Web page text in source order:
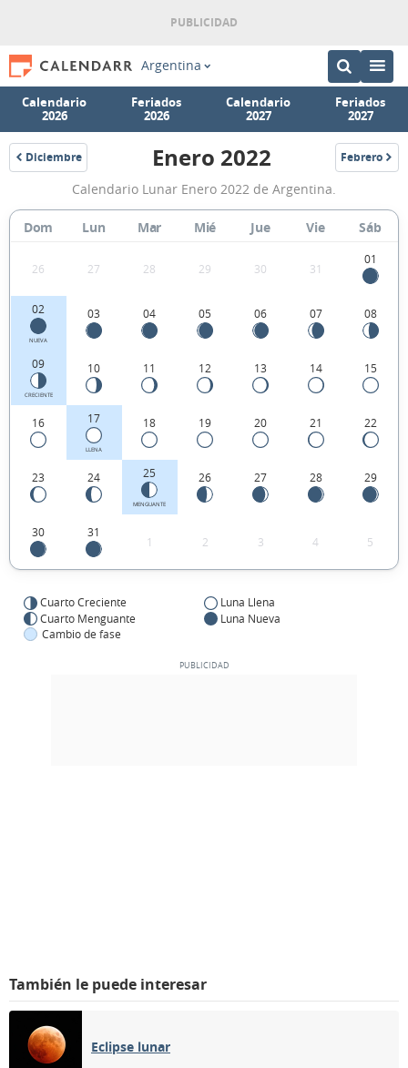
Argentina
Calendario
2026
Feriados
2026
Calendario
2027
Feriados
2027
Diciembre
2021
Calendario
Lunar
Enero
Argentina.
Enero 2022 Febrero
2022
Calendario Lunar Enero 2022 de Argentina.
Dom Lun Mar Mié Jue Vie Sáb
26 27 28 29 30 31
01
02
NUEVA
03 04 05 06 07 08
09
CRECIENTE
10 11 12 13 14 15
16 17
LLENA
18 19 20 21 22
23 24 25
MENGUANTE
26 27 28 29
30 31
1 2 3 4 5
Cuarto Creciente
Luna Llena
Cuarto Menguante
Luna Nueva
Cambio de fase
También le puede interesar
Eclipse lunar